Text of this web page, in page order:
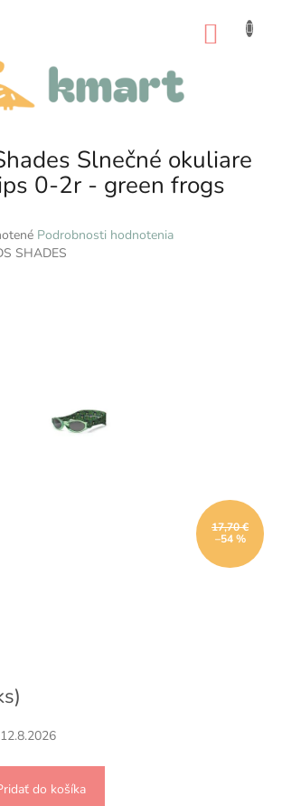
Slnečné okuliare
0-2r - green frogs
Podrobnosti hodnotenia
SHADES
17,70 €
–54 %
12.8.2026
do košíka